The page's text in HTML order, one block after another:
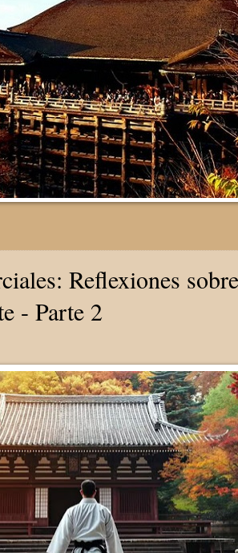
Reflexiones
- Parte 2